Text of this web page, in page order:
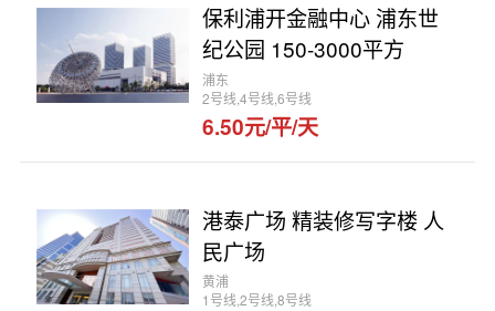
保利浦开金融中心 浦东世
纪公园 150-3000平方
浦东
2号线,4号线,6号线
6.50元/平/天
港泰广场 精装修写字楼 人
民广场
黄浦
1号线,2号线,8号线